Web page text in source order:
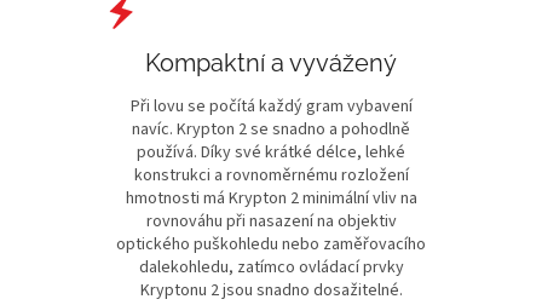
Kompaktní a vyvážený
Při lovu se počítá každý gram vybavení
navíc. Krypton 2 se snadno a pohodlně
používá. Díky své krátké délce, lehké
konstrukci a rovnoměrnému rozložení
hmotnosti má Krypton 2 minimální vliv na
rovnováhu při nasazení na objektiv
optického puškohledu nebo zaměřovacího
dalekohledu, zatímco ovládací prvky
Kryptonu 2 jsou snadno dosažitelné.